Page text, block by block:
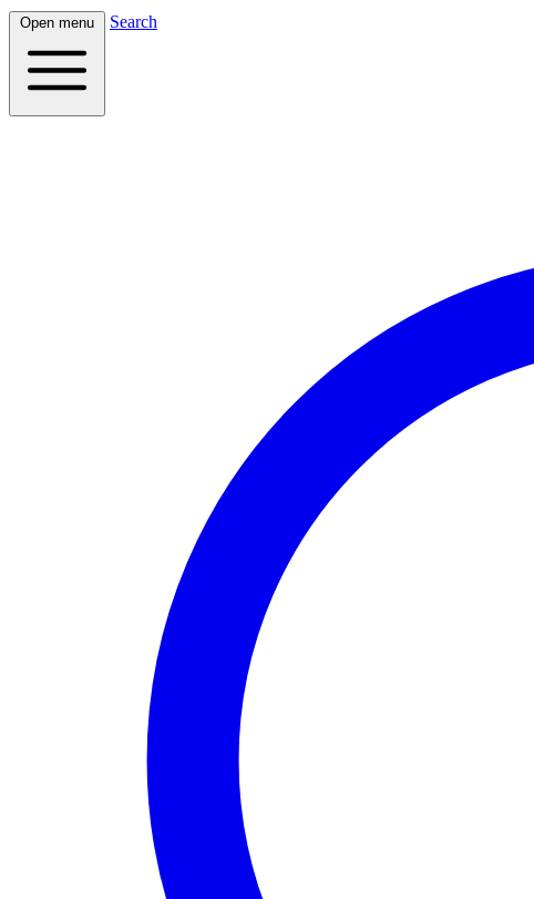
Open menu Search